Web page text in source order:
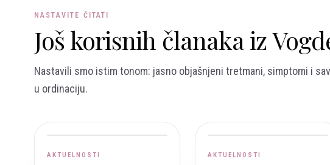
NASTAVITE ČITATI
Još korisnih članaka iz
Nastavili smo istim tonom: jasno objašnjeni tretmani, simptomi i
u ordinaciju.
AKTUELNOSTI AKTUELNOSTI